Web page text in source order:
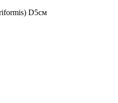
D5см